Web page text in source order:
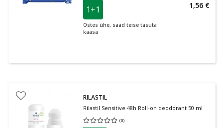
1+1
Ostes ühe, saad teise tasuta
kaasa
1,56 €
RILASTIL
Rilastil Sensitive 48h Roll-on deodorant 50 ml
(0)
Keskmine hinnang 0.00